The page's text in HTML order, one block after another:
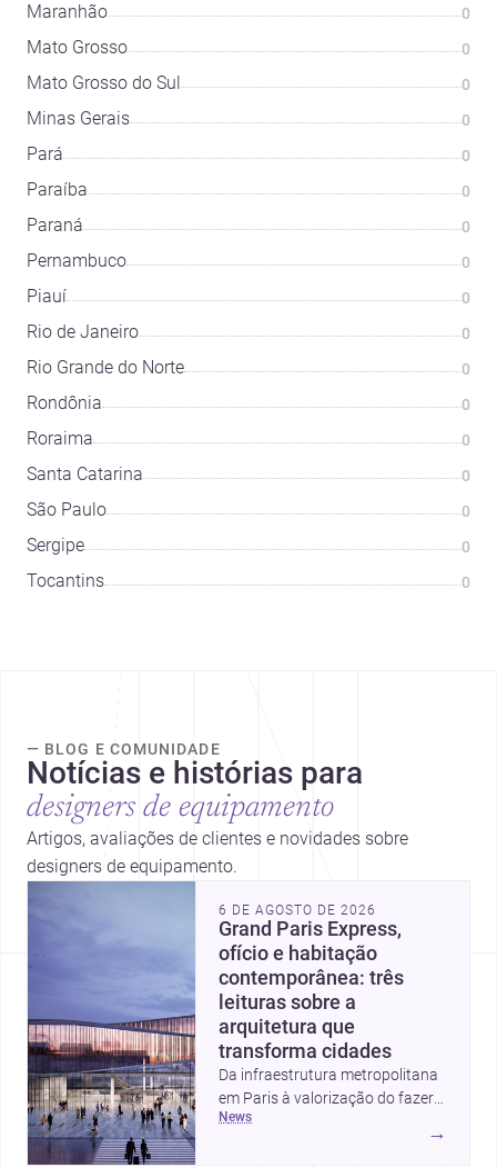
Maranhão 0
Mato Grosso 0
Mato Grosso do Sul 0
Minas Gerais 0
Pará 0
Paraíba 0
Paraná 0
Pernambuco 0
Piauí 0
Rio de Janeiro 0
Rio Grande do Norte 0
Rondônia 0
Roraima 0
Santa Catarina 0
São Paulo 0
Sergipe 0
Tocantins 0
— BLOG E COMUNIDADE
Notícias e histórias para
designers de equipamento
Artigos, avaliações de clientes e novidades sobre
designers de equipamento.
6 DE AGOSTO DE 2026
Grand Paris Express,
ofício e habitação
contemporânea: três
leituras sobre a
arquitetura que
transforma cidades
Da infraestrutura metropolitana
em Paris à valorização do fazer
artesanal e à casa elevada da
news
→